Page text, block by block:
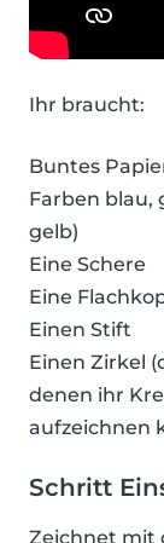
Ihr braucht:
Buntes
Farben blau,
gelb)
Eine Schere
Eine
Einen Stift
Einen Zirkel
denen ihr
aufzeichnen
Schritt
Zeichnet mit